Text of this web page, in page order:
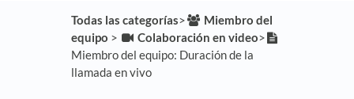
Todas las categorías​>​
​Miembro del
equipo ​ > ​ ​Colaboración en video​>​
Miembro del equipo: Duración de la
llamada en vivo